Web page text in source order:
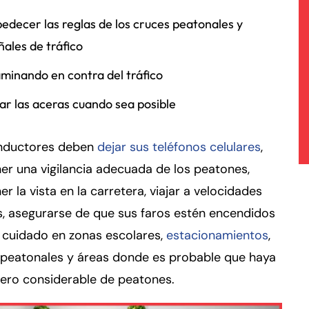
las reglas de los cruces peatonales y
de tráfico
en contra del tráfico
las aceras cuando sea posible
deben dejar sus teléfonos celulares,
una vigilancia adecuada de los peatones,
la vista en la carretera, viajar a velocidades
asegurarse de que sus faros estén encendidos
en zonas escolares, estacionamientos,
y áreas donde es probable que haya
considerable de peatones.